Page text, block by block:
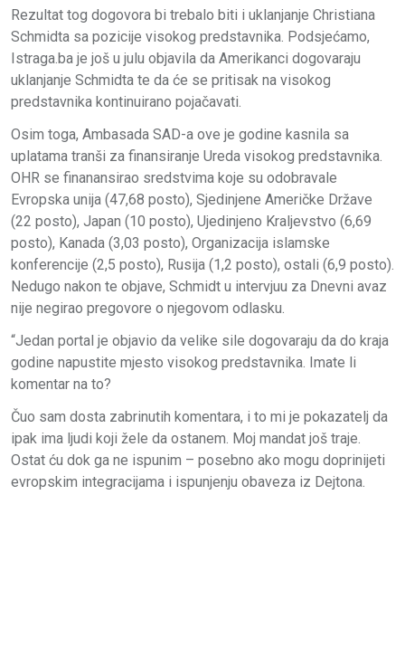
Rezultat tog dogovora bi trebalo biti i uklanjanje Christiana
Schmidta sa pozicije visokog predstavnika. Podsjećamo,
Istraga.ba je još u julu objavila da Amerikanci dogovaraju
uklanjanje Schmidta te da će se pritisak na visokog
predstavnika kontinuirano pojačavati.
Osim toga, Ambasada SAD-a ove je godine kasnila sa
uplatama tranši za finansiranje Ureda visokog predstavnika.
OHR se finanansirao sredstvima koje su odobravale
Evropska unija (47,68 posto), Sjedinjene Američke Države
(22 posto), Japan (10 posto), Ujedinjeno Kraljevstvo (6,69
posto), Kanada (3,03 posto), Organizacija islamske
konferencije (2,5 posto), Rusija (1,2 posto), ostali (6,9 posto).
Nedugo nakon te objave, Schmidt u intervjuu za Dnevni avaz
nije negirao pregovore o njegovom odlasku.
“Jedan portal je objavio da velike sile dogovaraju da do kraja
godine napustite mjesto visokog predstavnika. Imate li
komentar na to?
Čuo sam dosta zabrinutih komentara, i to mi je pokazatelj da
ipak ima ljudi koji žele da ostanem. Moj mandat još traje.
Ostat ću dok ga ne ispunim – posebno ako mogu doprinijeti
evropskim integracijama i ispunjenju obaveza iz Dejtona.